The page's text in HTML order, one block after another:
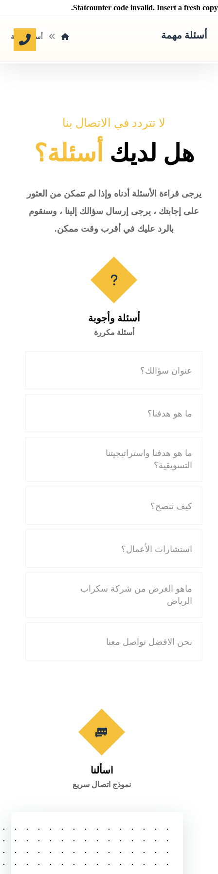
Statcounter code invalid. Insert a fresh copy.
أسئلة مهمة أسئلة مهمة
لا تتردد في الاتصال بنا
هل لديك أسئلة؟
يرجى قراءة الأسئلة أدناه وإذا لم تتمكن من العثور
على إجابتك ، يرجى إرسال سؤالك إلينا ، وسنقوم
بالرد عليك في أقرب وقت ممكن.
أسئلة وأجوبة
أسئلة مكررة
عنوان سؤالك؟
ما هو هدفنا؟
ما هو هدفنا واستراتيجيتنا
التسويقية؟
كيف تنصح؟
استشارات الأعمال؟
ماهو الغرض من شركة سكراب
الرياض
نحن الافضل تواصل معنا
اسألنا
نموذج اتصال سريع